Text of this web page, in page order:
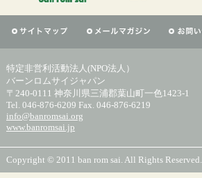
特定非営利活動法人(NPO法人）
バーンロムサイジャパン
〒240-0111 神奈川県三浦郡葉山町一色1423-1
Tel. 046-876-6209 Fax. 046-876-6219
info@banromsai.org
www.banromsai.jp
Copyright © 2011 ban rom sai. All Rights Reserved.